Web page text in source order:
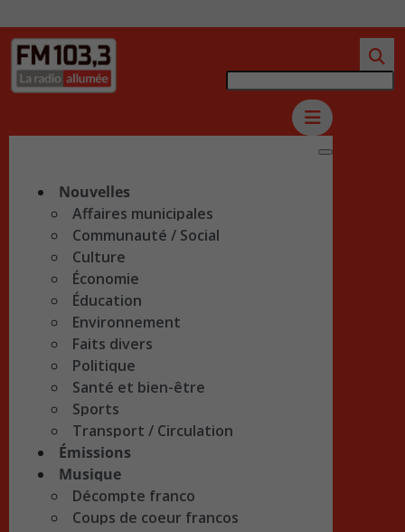
Nouvelles
Affaires municipales
Communauté / Social
Culture
Économie
Éducation
Environnement
Faits divers
Politique
Santé et bien-être
Sports
Transport / Circulation
Émissions
Musique
Décompte franco
Coups de coeur francos